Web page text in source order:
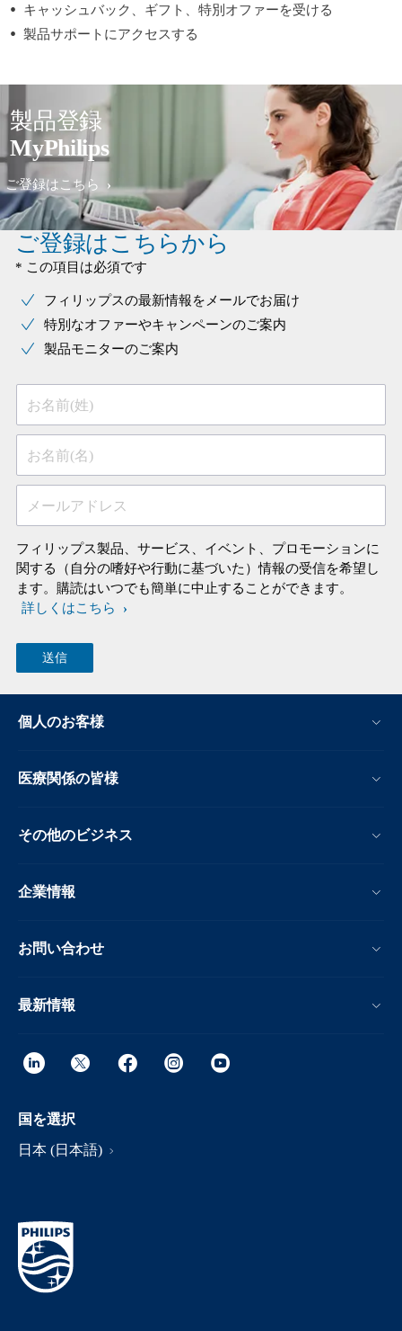
キャッシュバック、ギフト、特別オファーを受ける
製品サポートにアクセスする
製品登録
MyPhilips
ご登録はこちら
ご登録はこちらから
* この項目は必須です
フィリップスの最新情報をメールでお届け
特別なオファーやキャンペーンのご案内
製品モニターのご案内
お名前(姓)
お名前(名)
メールアドレス
フィリップス製品、サービス、イベント、プロモーションに
関する（自分の嗜好や行動に基づいた）情報の受信を希望し
ます。購読はいつでも簡単に中止することができます。
詳しくはこちら
個人のお客様
医療関係の皆様
その他のビジネス
企業情報
お問い合わせ
最新情報
国を選択
日本 (日本語)